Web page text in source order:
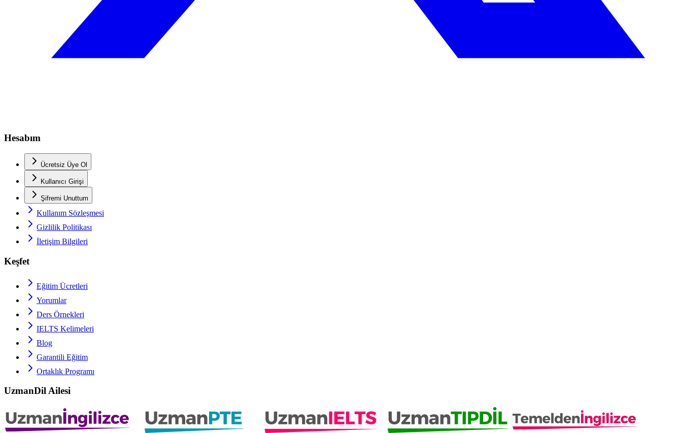
Hesabım
Ücretsiz Üye Ol
Kullanıcı Girişi
Şifremi Unuttum
Kullanım Sözleşmesi
Gizlilik Politikası
İletişim Bilgileri
Keşfet
Eğitim Ücretleri
Yorumlar
Ders Örnekleri
IELTS Kelimeleri
Blog
Garantili Eğitim
Ortaklık Programı
UzmanDil Ailesi